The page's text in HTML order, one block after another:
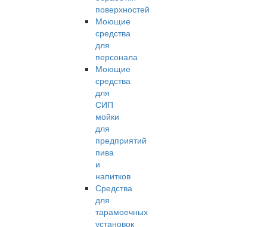
поверхностей
Моющие
средства
для
персонала
Моющие
средства
для
СИП
мойки
для
предприятий
пива
и
напитков
Средства
для
тарамоечных
установок